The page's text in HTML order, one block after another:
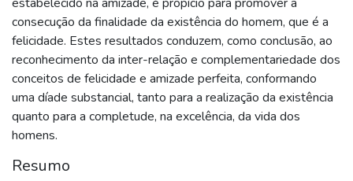
consecução da finalidade da existência do homem, que é a
felicidade. Estes resultados conduzem, como conclusão, ao
reconhecimento da inter-relação e complementariedade dos
conceitos de felicidade e amizade perfeita, conformando
uma díade substancial, tanto para a realização da existência
quanto para a completude, na excelência, da vida dos
homens.
Resumo